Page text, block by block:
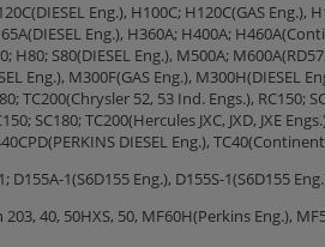
Eng.), H100C; H120C(GAS Eng.),
Eng.), H360A; H400A;
H80; S80(DIESEL Eng.), M500A;
Eng.), M300F(GAS Eng.), M300H(DIESEL
TC200(Chrysler 52, 53 Ind. Engs.), RC150;
SC180; TC200(Hercules JXC, JXD, JXE
DIESEL Eng.),
D155A-1(S6D155 Eng.), D155S-1(S6D155
40, 50HXS, 50, MF60H(Perkins Eng.),